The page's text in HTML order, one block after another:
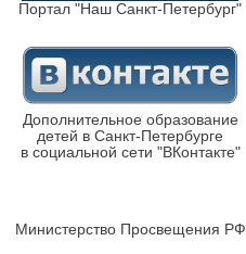
Портал "Наш Санкт-Петербург"
Дополнительное образование
детей в Санкт-Петербурге
в социальной сети "ВКонтакте"
Министерство Просвещения РФ